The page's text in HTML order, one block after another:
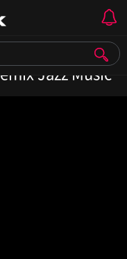
- Traffic City
Jazz Music